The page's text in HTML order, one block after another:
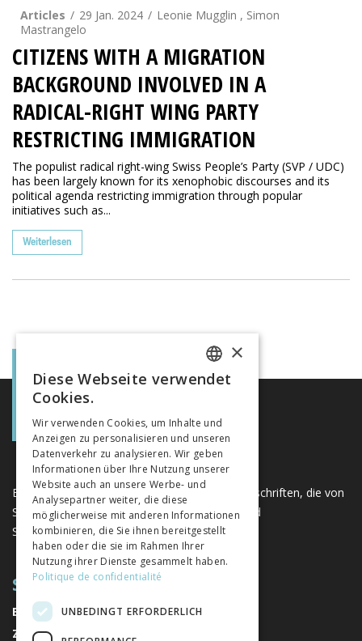
Articles 29 Jan. 2024
Leonie Mugglin , Simon
Mastrangelo
CITIZENS WITH A MIGRATION
BACKGROUND INVOLVED IN A
RADICAL-RIGHT WING PARTY
RESTRICTING IMMIGRATION
The populist radical right-wing Swiss People’s Party (SVP / UDC)
has been largely known for its xenophobic discourses and its
political agenda restricting immigration through popular
initiatives such as...
Weiterlesen
Eine einzigartige Plattform für Bücher und Zeitschriften, die von
Schweizer Verlagen im Bereich der Geistes- und
Sozialwissenschaften herausgegeben werden.
SITEMAP
BÜCHER
ZEITSCHRIFTEN
FRENCH
ITALIAN
×
Diese Webseite verwendet
Cookies.
Wir verwenden Cookies, um Inhalte und
Anzeigen zu personalisieren und unseren
Datenverkehr zu analysieren. Wir geben
Informationen über Ihre Nutzung unserer
Website auch an unsere Werbe- und
Analysepartner weiter, die diese
möglicherweise mit anderen Informationen
kombinieren, die Sie ihnen bereitgestellt
haben oder die sie im Rahmen Ihrer
Nutzung ihrer Dienste gesammelt haben.
Politique de confidentialité
UNBEDINGT ERFORDERLICH